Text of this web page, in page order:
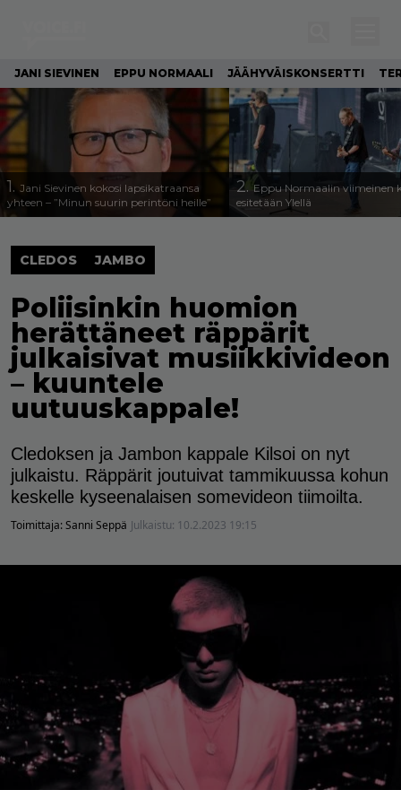
JANI SIEVINEN EPPU NORMAALI JÄÄHYVÄISKONSERTTI
1. Jani Sievinen kokosi lapsikatraansa
yhteen – ”Minun suurin perintöni heille”
2. Eppu Normaalin viimeinen
esitetään Ylellä
CLEDOS JAMBO
Poliisinkin huomion
herättäneet räppärit
julkaisivat musiikkivideon
– kuuntele
uutuuskappale!
Cledoksen ja Jambon kappale Kilsoi on nyt
julkaistu. Räppärit joutuivat tammikuussa kohun
keskelle kyseenalaisen somevideon tiimoilta.
Toimittaja:Sanni Seppä Julkaistu: 10.2.2023 19:15